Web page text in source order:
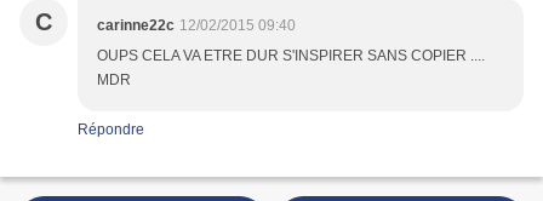
C carinne22c 12/02/2015 09:40
OUPS CELA VA ETRE DUR S'INSPIRER SANS COPIER ....
MDR
Répondre